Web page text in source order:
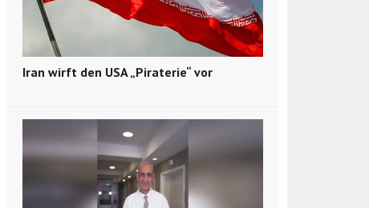
Iran wirft den USA „Piraterie“ vor